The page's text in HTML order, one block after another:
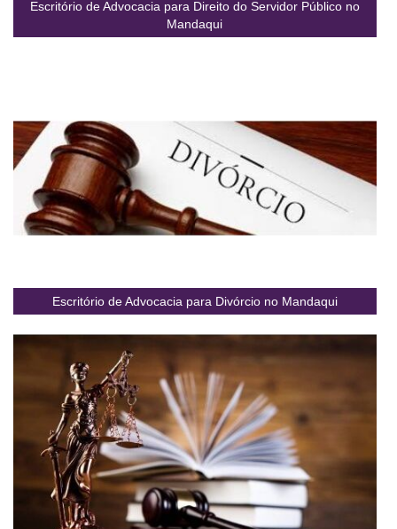
Escritório de Advocacia para Direito do Servidor Público no
Mandaqui
Escritório de Advocacia para Divórcio no Mandaqui